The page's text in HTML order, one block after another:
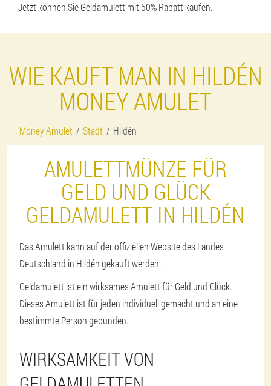
Jetzt können Sie Geldamulett mit 50% Rabatt kaufen.
WIE KAUFT MAN IN HILDÉN
MONEY AMULET
Money Amulet Stadt Hildén
AMULETTMÜNZE FÜR
GELD UND GLÜCK
GELDAMULETT IN HILDÉN
Das Amulett kann auf der offiziellen Website des Landes
Deutschland in Hildén gekauft werden.
Geldamulett ist ein wirksames Amulett für Geld und Glück.
Dieses Amulett ist für jeden individuell gemacht und an eine
bestimmte Person gebunden.
WIRKSAMKEIT VON